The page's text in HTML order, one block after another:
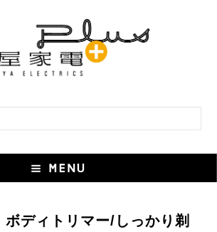
ボディトリマー/しっかり剃